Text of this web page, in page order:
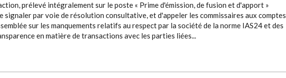
prélevé intégralement sur le poste « Prime d'émission, de fusion et d'apport »
signaler par voie de résolution consultative, et d'appeler les commissaires aux comptes
sur les manquements relatifs au respect par la société de la norme IAS24 et des
en matière de transactions avec les parties liées...